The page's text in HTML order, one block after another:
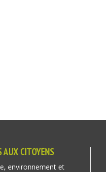
AUX CITOYENS
environnement et